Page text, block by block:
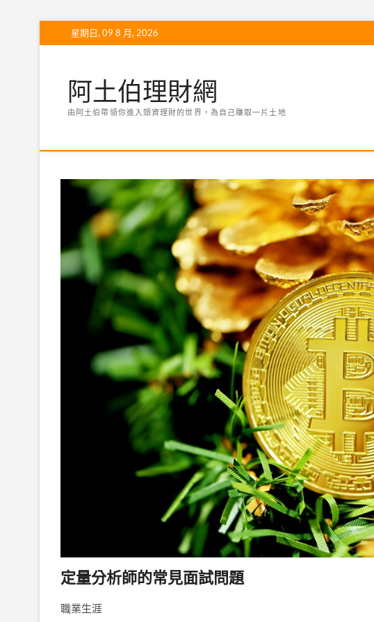
to
星期日, 09 8 月, 2026
阿土伯理財網
由阿土伯帶領你進入頭資理財的世界，為自己賺取一片土地
定量分析師的常見面試問題
職業生涯